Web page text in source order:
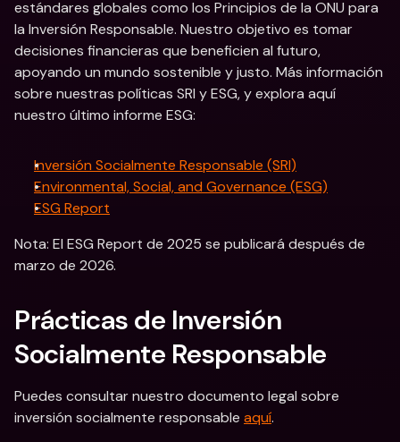
estándares globales como los Principios de la ONU para
la Inversión Responsable. Nuestro objetivo es tomar
decisiones financieras que beneficien al futuro,
apoyando un mundo sostenible y justo. Más información
sobre nuestras políticas SRI y ESG, y explora aquí
nuestro último informe ESG:
Inversión Socialmente Responsable (SRI)
Environmental, Social, and Governance (ESG)
ESG Report
Nota: El ESG Report de 2025 se publicará después de
marzo de 2026.
Prácticas de Inversión
Socialmente Responsable
Puedes consultar nuestro documento legal sobre
inversión socialmente responsable aquí.